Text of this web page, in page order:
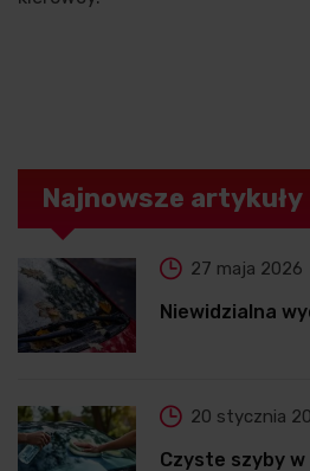
Najnowsze artykuły
27 maja 2026
Niewidzialna
20 stycznia
Czyste szyby